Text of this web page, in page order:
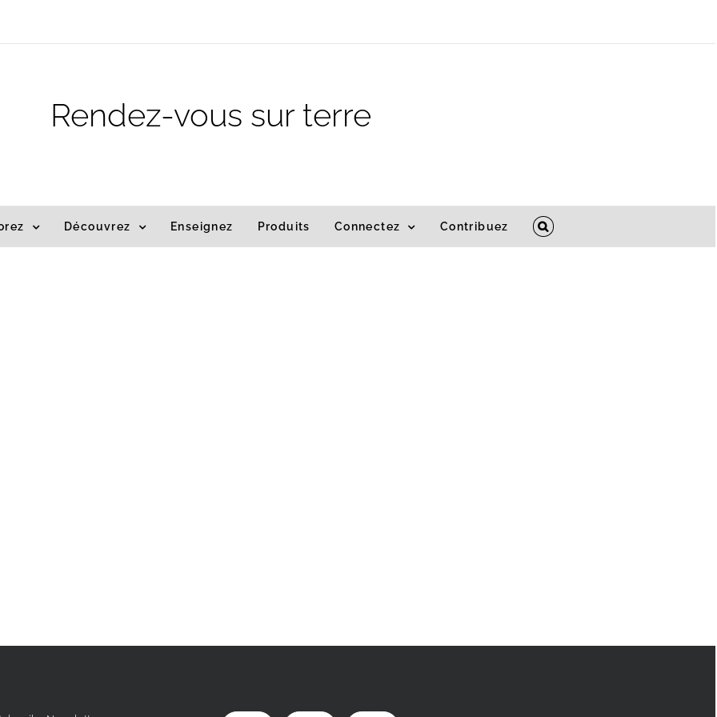
Rendez-vous sur terre
Découvrez Enseignez Produits Connectez Contribuez